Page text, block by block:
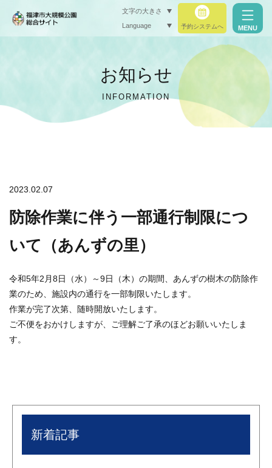
文字の大きさ
Language 予約システムへ MENU
お知らせ
INFORMATION
2023.02.07
防除作業に伴う一部通行制限につ
いて（あんずの里）
令和5年2月8日（水）～9日（木）の期間、あんずの樹木の防除作
業のため、施設内の通行を一部制限いたします。
作業が完了次第、随時開放いたします。
ご不便をおかけしますが、ご理解ご了承のほどお願いいたしま
す。
新着記事